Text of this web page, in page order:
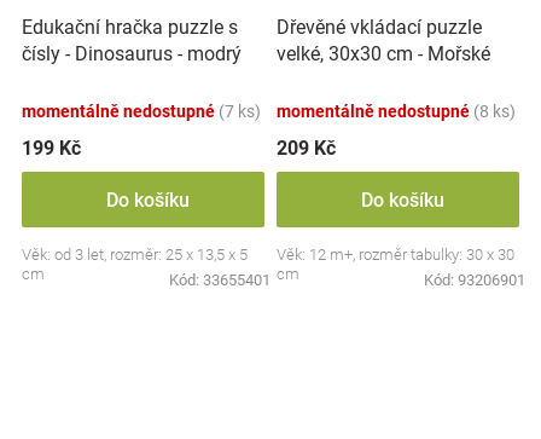
Edukační hračka puzzle s
čísly - Dinosaurus - modrý
momentálně nedostupné (7 ks)
199 Kč
Do košíku
Věk: od 3 let, rozměr: 25 x 13,5 x 5
cm
Kód: 33655401
Dřevěné vkládací puzzle
velké, 30x30 cm - Mořské
momentálně nedostupné (8 ks)
209 Kč
Do košíku
Věk: 12 m+, rozměr tabulky: 30 x 30
cm
Kód: 93206901